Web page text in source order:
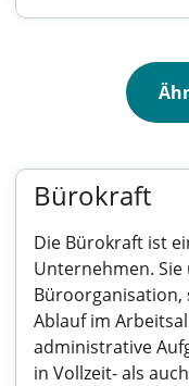
Bürokraft
Die Bürokraft ist
Unternehmen.
Ablauf im
administrative
in Vollzeit- als